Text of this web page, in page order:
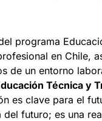
programa
en Chile,
de un entorno
Técnica y
es clave para el
futuro; es una